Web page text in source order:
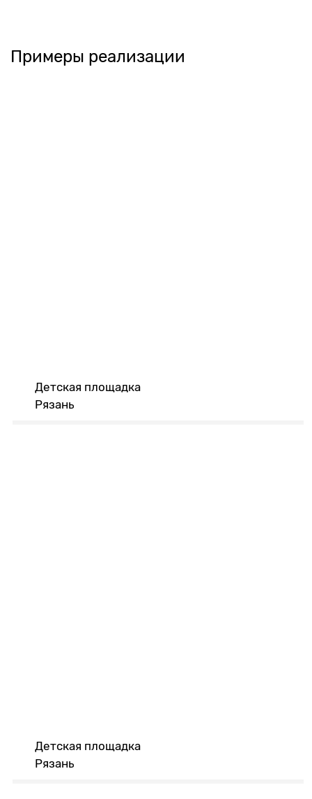
Примеры реализации
Детская площадка
Рязань
Детская площадка
Рязань